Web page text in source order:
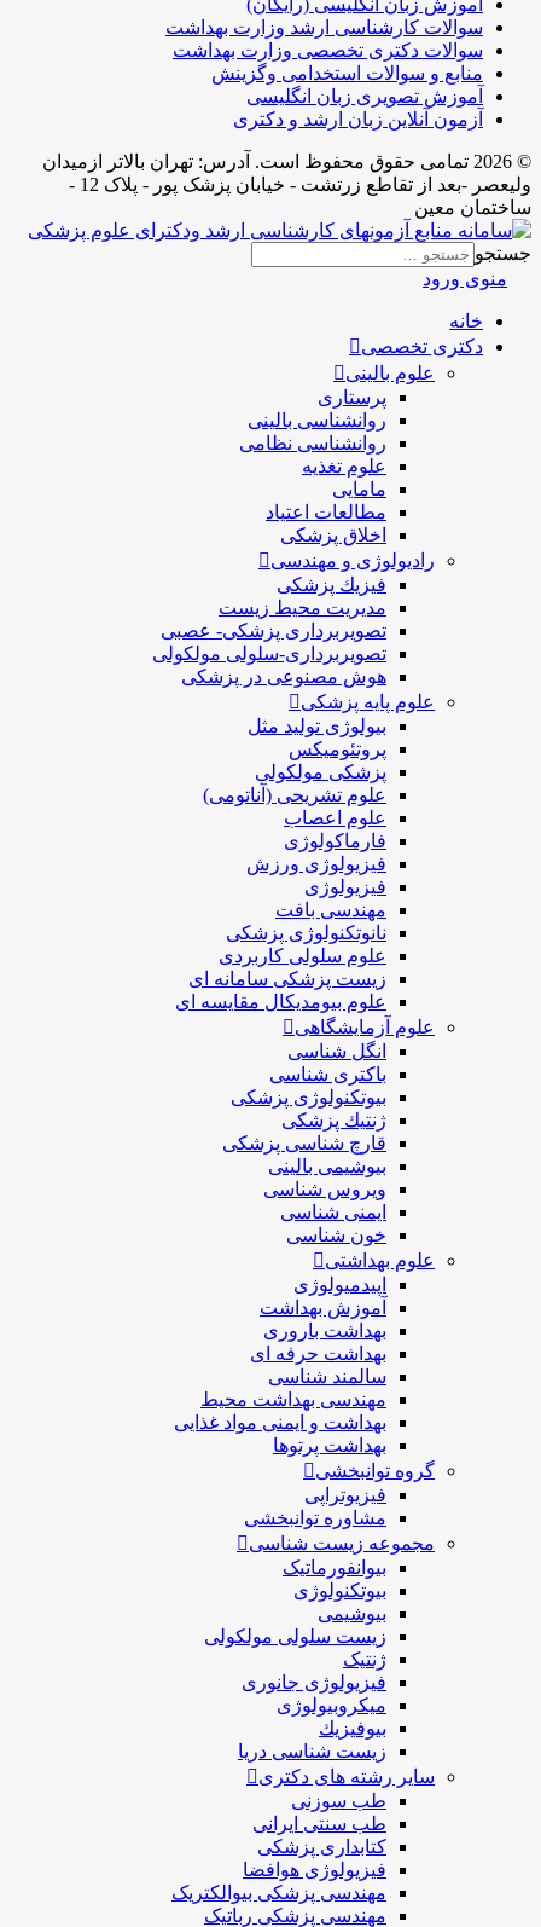
سوالات کارشناسی ارشد وزارت بهداشت
سوالات دکتری تخصصی وزارت بهداشت
منابع و سوالات استخدامی وگزینش
آموزش تصویری زبان انگلیسی
آزمون آنلاین زبان ارشد و دکتری
© 2026 تمامی حقوق محفوظ است. آدرس:‌ تهران بالاتر ازمیدان
ولیعصر -بعد از تقاطع زرتشت - خیابان پزشک پور - پلاک 12 -
ساختمان معین
جستجو
منوی ورود
خانه
دکتری تخصصی
علوم بالینی
پرستاری
روانشناسی بالینی
روانشناسی نظامی
علوم تغذیه
مامایی
مطالعات اعتیاد
اخلاق پزشکی
رادیولوژی و مهندسی
فيزيك پزشکی
مدیریت محیط زیست
تصویربرداری پزشکی- عصبی
تصویربرداری-سلولی مولکولی
هوش مصنوعی در پزشکی
علوم پایه پزشکی
بیولوژی تولید مثل
پروتئومیکس
پزشکی مولکولی
علوم تشریحی (آناتومی)
علوم اعصاب
فارماکولوژی
فیزیولوژی ورزش
فیزیولوژی
مهندسی بافت
نانوتکنولوژی پزشکی
علوم سلولی کاربردی
زیست پزشکی سامانه ای
علوم بیومدیکال مقایسه ای
علوم آزمایشگاهی
انگل شناسی
باکتری شناسی
بیوتکنولوژی پزشکی
ژنتيك پزشکی
قارچ شناسی پزشكی
بیوشیمی بالینی
ویروس شناسی
ایمنی شناسی
خون شناسی
علوم بهداشتی
اپیدمیولوژی
آموزش بهداشت
بهداشت باروری
بهداشت حرفه ای
سالمند شناسی
مهندسی بهداشت محيط
بهداشت و ایمنی مواد غذایی
بهداشت پرتوها
گروه توانبخشی
فیزیوتراپی
مشاوره توانبخشی
مجموعه زیست شناسی
بیوانفورماتیک
بیوتکنولوژی
بیوشیمی
زیست سلولی مولکولی
ژنتیک
فیزیولوژی جانوری
میکروبیولوژی
بيوفيزيك
زیست شناسی دریا
سایر رشته های دکتری
طب سوزنی
طب سنتی ایرانی
کتابداری پزشکی
فیزیولوژی هوافضا
مهندسی پزشکی بیوالکتریک
مهندسی پزشکی رباتیک